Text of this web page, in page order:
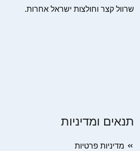
שרוול קצר וחולצות ישראל אחרות.
תנאים ומדיניות
מדיניות פרטיות